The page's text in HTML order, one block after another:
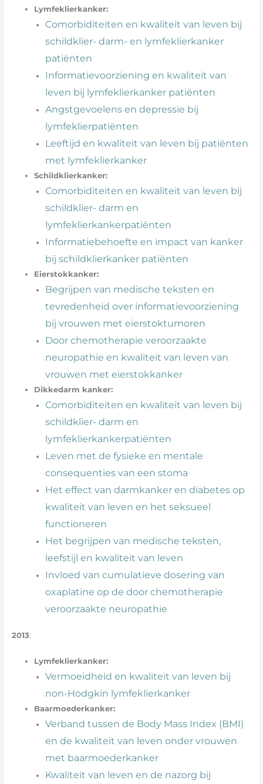
Lymfeklierkanker:
Comorbiditeiten en kwaliteit van leven bij
schildklier- darm- en lymfeklierkanker
patiënten
Informatievoorziening en kwaliteit van
leven bij lymfeklierkanker patiënten
Angstgevoelens en depressie bij
lymfeklierpatiënten
Leeftijd en kwaliteit van leven bij patiënten
met lymfeklierkanker
Schildklierkanker:
Comorbiditeiten en kwaliteit van leven bij
schildklier- darm en
lymfeklierkankerpatiënten
Informatiebehoefte en impact van kanker
bij schildklierkanker patiënten
Eierstokkanker:
Begrijpen van medische teksten en
tevredenheid over informatievoorziening
bij vrouwen met eierstoktumoren
Door chemotherapie veroorzaakte
neuropathie en kwaliteit van leven van
vrouwen met eierstokkanker
Dikkedarm kanker:
Comorbiditeiten en kwaliteit van leven bij
schildklier- darm en
lymfeklierkankerpatiënten
Leven met de fysieke en mentale
consequenties van een stoma
Het effect van darmkanker en diabetes op
kwaliteit van leven en het seksueel
functioneren
Het begrijpen van medische teksten,
leefstijl en kwaliteit van leven
Invloed van cumulatieve dosering van
oxaplatine op de door chemotherapie
veroorzaakte neuropathie
2013:
Lymfeklierkanker:
Vermoeidheid en kwaliteit van leven bij
non-Hodgkin lymfeklierkanker
Baarmoederkanker:
Verband tussen de Body Mass Index (BMI)
en de kwaliteit van leven onder vrouwen
met baarmoederkanker
Kwaliteit van leven en de nazorg bij